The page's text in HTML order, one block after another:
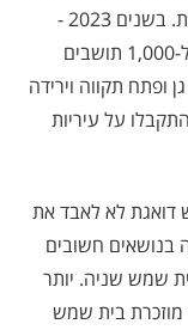
ונתיבות. בשנים 2023 -
2025 הייתה עלייה עקבית במספר התלונות ל-1,000 תושבים
תקווה וירידה
1,000 תושבים שהתקבלו על עיריות
לא לאבד את
בנושאים חשובים
שמש שניה. יותר
מוזכרת בית שמש